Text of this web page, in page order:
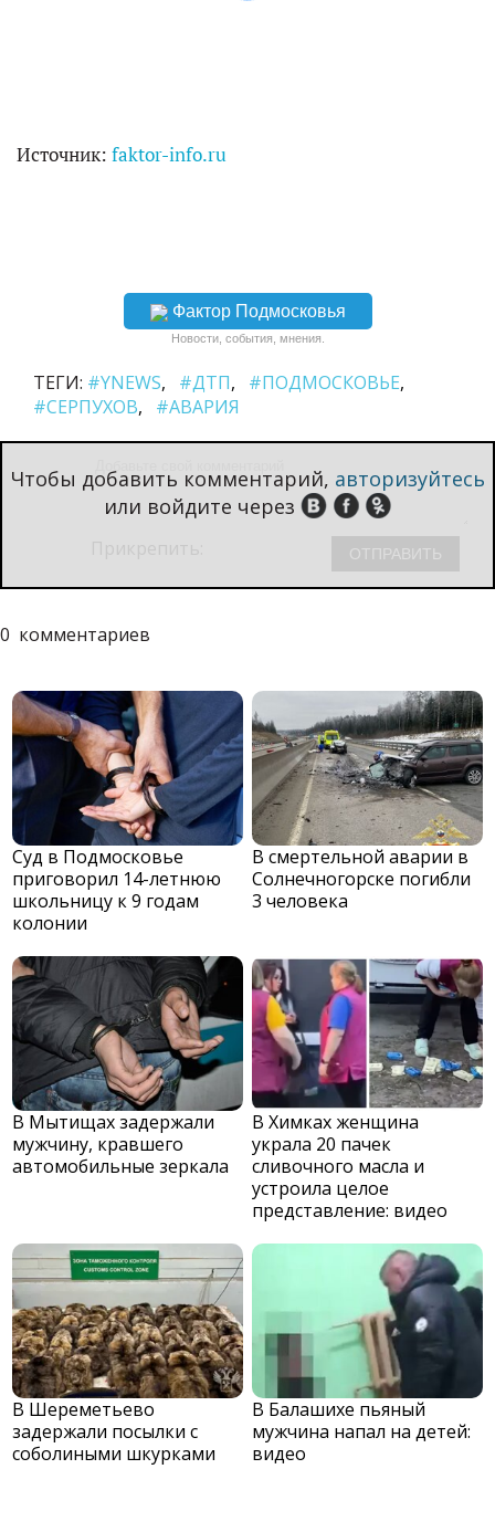
Источник: faktor-info.ru
Фактор Подмосковья
Новости, события, мнения.
ТЕГИ: #YNEWS #ДТП
#ПОДМОСКОВЬЕ
#СЕРПУХОВ
#АВАРИЯ
Чтобы добавить комментарий, авторизуйтесь
или войдите через
0 комментариев
Суд в Подмосковье
приговорил 14-летнюю
школьницу к 9 годам
колонии
В смертельной аварии в
Солнечногорске погибли
3 человека
В Мытищах задержали
мужчину, кравшего
автомобильные зеркала
В Химках женщина
украла 20 пачек
сливочного масла и
устроила целое
представление: видео
В Шереметьево
задержали посылки с
соболиными шкурками
В Балашихе пьяный
мужчина напал на детей:
видео